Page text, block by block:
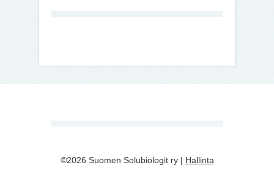
©2026 Suomen Solubiologit ry | Hallinta